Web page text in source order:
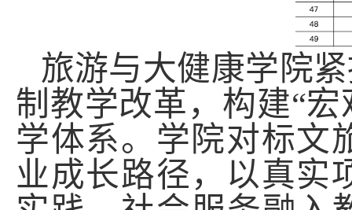
旅游与大健康学院
制教学改革，构建“
学体系。学院对标文
业成长路径，以真实